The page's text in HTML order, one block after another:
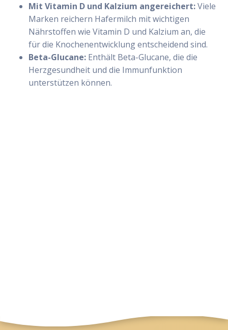
Mit Vitamin D und Kalzium angereichert:Viele
Marken reichern Hafermilch mit wichtigen
Nährstoffen wie Vitamin D und Kalzium an, die
für die Knochenentwicklung entscheidend sind.
Beta-Glucane: Enthält Beta-Glucane, die die
Herzgesundheit und die Immunfunktion
unterstützen können.